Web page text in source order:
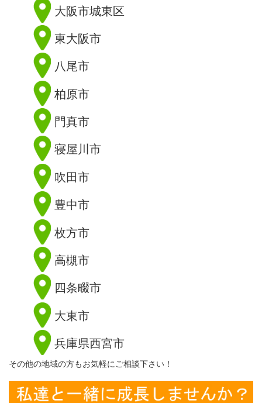
大阪市城東区
東大阪市
八尾市
柏原市
門真市
寝屋川市
吹田市
豊中市
枚方市
高槻市
四条畷市
大東市
兵庫県西宮市
その他の地域の方もお気軽にご相談下さい！